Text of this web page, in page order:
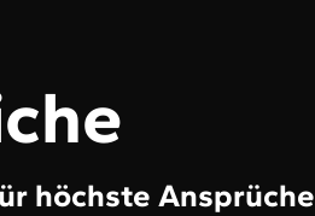
höchste Ansprüche